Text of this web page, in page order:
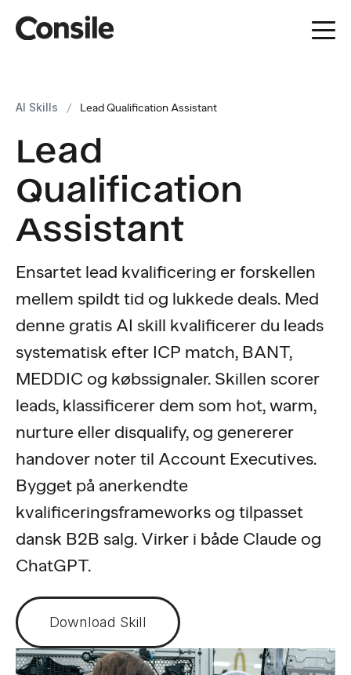
AI Skills / Lead Qualification Assistant
Lead
Qualification
Assistant
Ensartet lead kvalificering er forskellen
mellem spildt tid og lukkede deals. Med
denne gratis AI skill kvalificerer du leads
systematisk efter ICP match, BANT,
MEDDIC og købssignaler. Skillen scorer
leads, klassificerer dem som hot, warm,
nurture eller disqualify, og genererer
handover noter til Account Executives.
Bygget på anerkendte
kvalificeringsframeworks og tilpasset
dansk B2B salg. Virker i både Claude og
ChatGPT.
Download Skill